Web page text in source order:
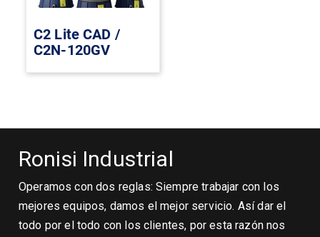
C2 Lite CAD /
C2N-120GV
Ronisi Industrial
Operamos con dos reglas: Siempre trabajar con los
mejores equipos, damos el mejor servicio. Así dar el
todo por el todo con los clientes, por esta razón nos